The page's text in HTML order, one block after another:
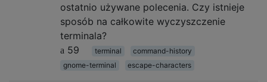
ostatnio używane polecenia. Czy istnieje
sposób na całkowite wyczyszczenie
terminala?
59
terminal
command-history
gnome-terminal
escape-characters